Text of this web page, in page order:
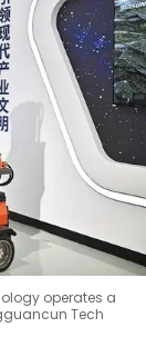
operates a
Tech